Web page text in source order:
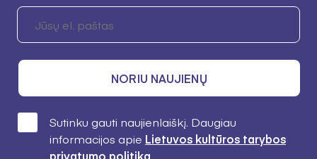
NORIU NAUJIENŲ
Sutinku gauti naujienlaiškį. Daugiau
informacijos apie Lietuvos kultūros tarybos
privatumo politiką